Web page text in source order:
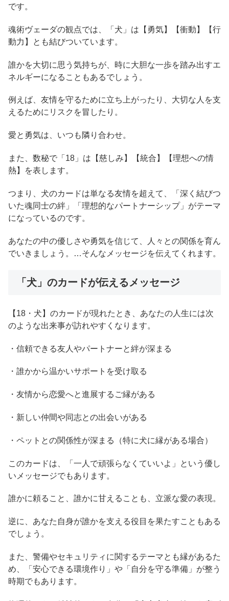
です。
魂術ヴェーダの観点では、「犬」は【勇気】【衝動】【行
動力】とも結びついています。
誰かを大切に思う気持ちが、時に大胆な一歩を踏み出すエ
ネルギーになることもあるでしょう。
例えば、友情を守るために立ち上がったり、大切な人を支
えるためにリスクを冒したり。
愛と勇気は、いつも隣り合わせ。
また、数秘で「18」は【慈しみ】【統合】【理想への情
熱】を表します。
つまり、犬のカードは単なる友情を超えて、「深く結びつ
いた魂同士の絆」「理想的なパートナーシップ」がテーマ
になっているのです。
あなたの中の優しさや勇気を信じて、人々との関係を育ん
でいきましょう。…そんなメッセージを伝えてくれます。
「犬」のカードが伝えるメッセージ
【18・犬】のカードが現れたとき、あなたの人生には次
のような出来事が訪れやすくなります。
・信頼できる友人やパートナーと絆が深まる
・誰かから温かいサポートを受け取る
・友情から恋愛へと進展するご縁がある
・新しい仲間や同志との出会いがある
・ペットとの関係性が深まる（特に犬に縁がある場合）
このカードは、「一人で頑張らなくていいよ」という優し
いメッセージでもあります。
誰かに頼ること、誰かに甘えることも、立派な愛の表現。
逆に、あなた自身が誰かを支える役目を果たすこともある
でしょう。
また、警備やセキュリティに関するテーマとも縁があるた
め、「安心できる環境作り」や「自分を守る準備」が整う
時期でもあります。